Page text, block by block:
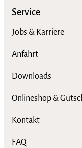
Service
Jobs & Karriere
Anfahrt
Downloads
Onlineshop &
Kontakt
FAQ